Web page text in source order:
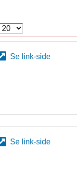
Se link-side
Se link-side